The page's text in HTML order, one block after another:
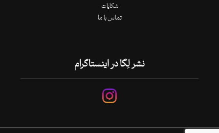
شکایات
تماس با ما
نشر لِگا در اینستاگرام